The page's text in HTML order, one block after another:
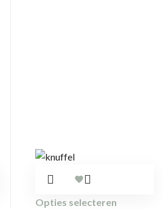
Opties selecteren